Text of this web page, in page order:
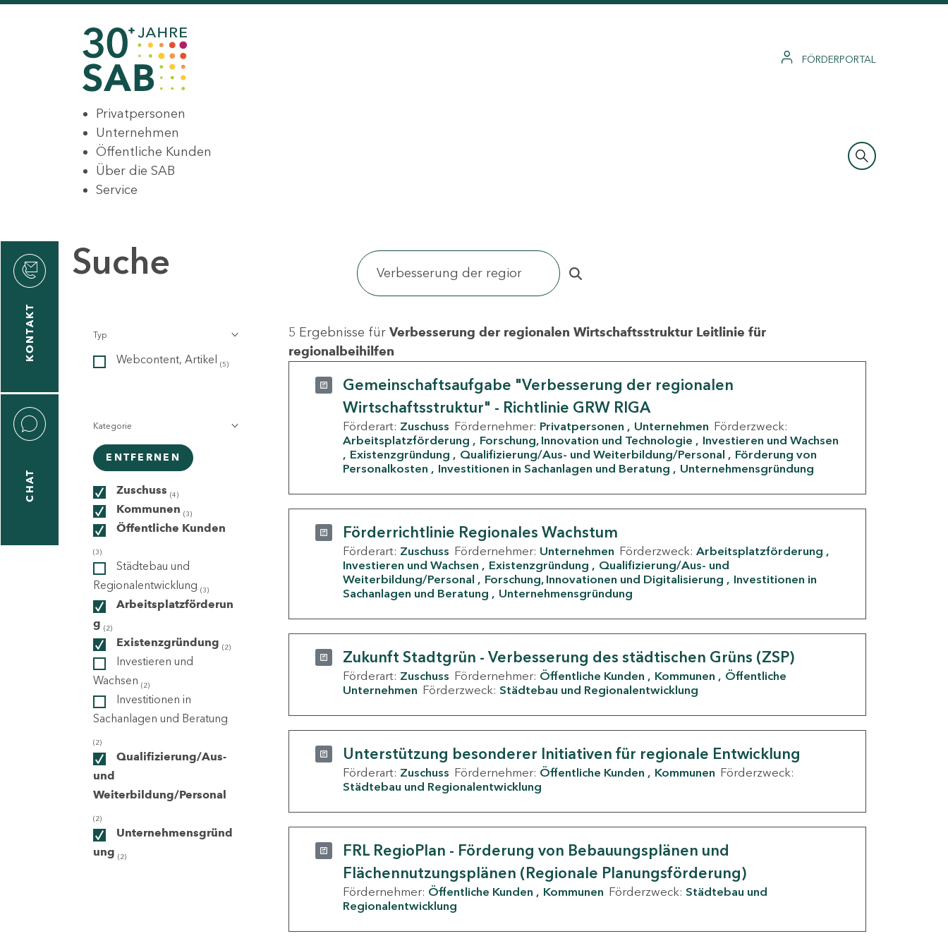
FÖRDERPORTAL
Privatpersonen
Unternehmen
Öffentliche Kunden
Über die SAB
Service
KONTAKT
CHAT
Suche
Typ
Webcontent, Artikel (5)
Kategorie
ENTFERNEN
Zuschuss (4)
Kommunen (3)
Öffentliche Kunden
(3)
Städtebau und
Regionalentwicklung (3)
Arbeitsplatzförderun
g (2)
Existenzgründung (2)
Investieren und
Wachsen (2)
Investitionen in
Sachanlagen und Beratung
(2)
Qualifizierung/Aus-
und
Weiterbildung/Personal
(2)
Unternehmensgründ
ung (2)
5 Ergebnisse für Verbesserung der regionalen Wirtschaftsstruktur Leitlinie für
regionalbeihilfen
Gemeinschaftsaufgabe "Verbesserung der regionalen
Wirtschaftsstruktur" - Richtlinie GRW RIGA
Förderart: Zuschuss Fördernehmer: Privatpersonen Unternehmen Förderzweck:
Arbeitsplatzförderung
Forschung, Innovation und Technologie
Investieren und Wachsen
Existenzgründung
Qualifizierung/Aus- und Weiterbildung/Personal
Förderung von
Personalkosten
Investitionen in Sachanlagen und Beratung Unternehmensgründung
Förderrichtlinie Regionales Wachstum
Förderart: Zuschuss Fördernehmer: Unternehmen Förderzweck: Arbeitsplatzförderung
Investieren und Wachsen
Existenzgründung
Qualifizierung/Aus- und
Weiterbildung/Personal
Forschung, Innovationen und Digitalisierung
Investitionen in
Sachanlagen und Beratung
Unternehmensgründung
Zukunft Stadtgrün - Verbesserung des städtischen Grüns (ZSP)
Förderart: Zuschuss Fördernehmer: Öffentliche Kunden Kommunen
Öffentliche
Unternehmen Förderzweck: Städtebau und Regionalentwicklung
Unterstützung besonderer Initiativen für regionale Entwicklung
Förderart: Zuschuss Fördernehmer: Öffentliche Kunden Kommunen Förderzweck:
Städtebau und Regionalentwicklung
FRL RegioPlan - Förderung von Bebauungsplänen und
Flächennutzungsplänen (Regionale Planungsförderung)
Fördernehmer: Öffentliche Kunden Kommunen Förderzweck: Städtebau und
Regionalentwicklung